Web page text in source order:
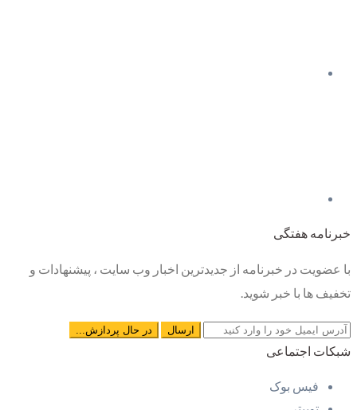
خبرنامه هفتگی
با عضویت در خبرنامه از جدیدترین اخبار وب سایت ، پیشنهادات و
تخفیف ها با خبر شوید.
شبکات اجتماعی
فیس بوک